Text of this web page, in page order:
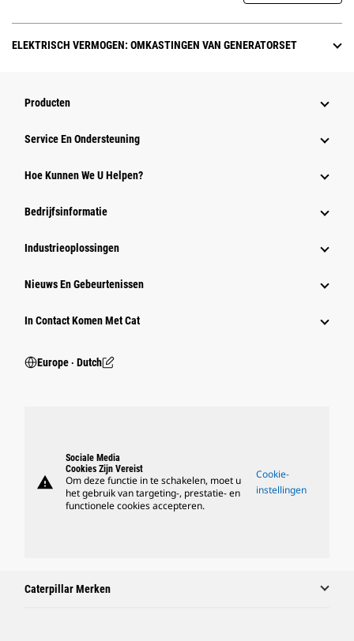
ELEKTRISCH VERMOGEN: OMKASTINGEN VAN GENERATORSET
Producten
Service En Ondersteuning
Hoe Kunnen We U Helpen?
Bedrijfsinformatie
Industrieoplossingen
Nieuws En Gebeurtenissen
In Contact Komen Met Cat
Europe ‧ Dutch
warning
Sociale Media
Cookies Zijn Vereist
Om deze functie in te schakelen, moet u
het gebruik van targeting-, prestatie- en
functionele cookies accepteren.
Cookie-
instellingen
Caterpillar Merken